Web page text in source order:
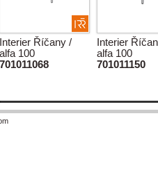
Interier Říčany /
alfa 100
701011068
Interier
alfa 100
701011150